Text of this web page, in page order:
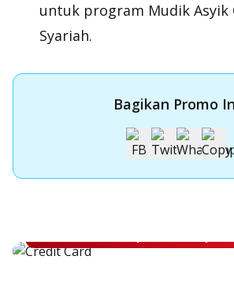
untuk program Mudik Asyik
Syariah.
Bagikan Promo
Apply Kartu Kredit